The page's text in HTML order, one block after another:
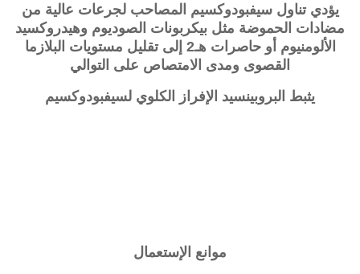
يؤدي تناول سيفبودوكسيم المصاحب لجرعات عالية من
مضادات الحموضة مثل بيكربونات الصوديوم وهيدروكسيد
الألومنيوم أو حاصرات هـ2 إلى تقليل مستويات البلازما
القصوى ومدى الامتصاص على التوالي
يثبط البروبينسيد الإفراز الكلوي لسيفبودوكسيم
موانع الإستعمال